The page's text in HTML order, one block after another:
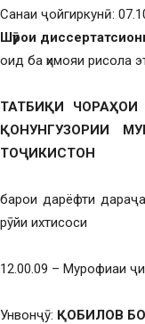
Санаи ҷойгиркунӣ:
Шӯрои
оид ба ҳимояи рисола
ТАТБИҚИ
ҚОНУНГУЗОРИИ
ТОҶИКИСТОН
барои дарёфти
рӯйи ихтисоси
12.00.09 – Мурофиаи
Унвонҷӯ: ҚОБИЛОВ